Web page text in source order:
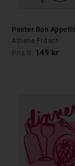
Poster Bon Appetit
Athene Fritsch
Pris fr. 149 kr